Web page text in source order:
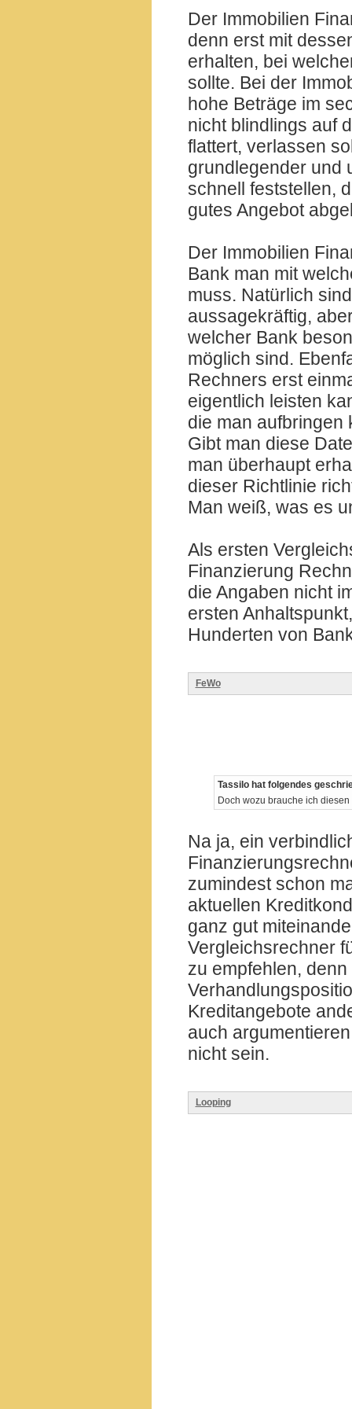
Der Immobilien
denn erst mit
erhalten, bei
sollte. Bei der
hohe Beträge im
nicht blindlings auf
flattert, verlassen
grundlegender und
schnell feststellen,
gutes Angebot
Der Immobilien
Bank man mit
muss. Natürlich
aussagekräftig,
welcher Bank
möglich sind.
Rechners erst
eigentlich leisten
die man aufbringen
Gibt man diese
man überhaupt
dieser Richtlinie
Man weiß, was es
Als ersten
Finanzierung
die Angaben nicht
ersten
Hunderten von
FeWo
Tassilo hat folgendes
Doch wozu brauche ich
Na ja, ein
zumindest schon
aktuellen
ganz gut
Vergleichsrechner
zu empfehlen,
Kreditangebote
auch
nicht sein.
Looping